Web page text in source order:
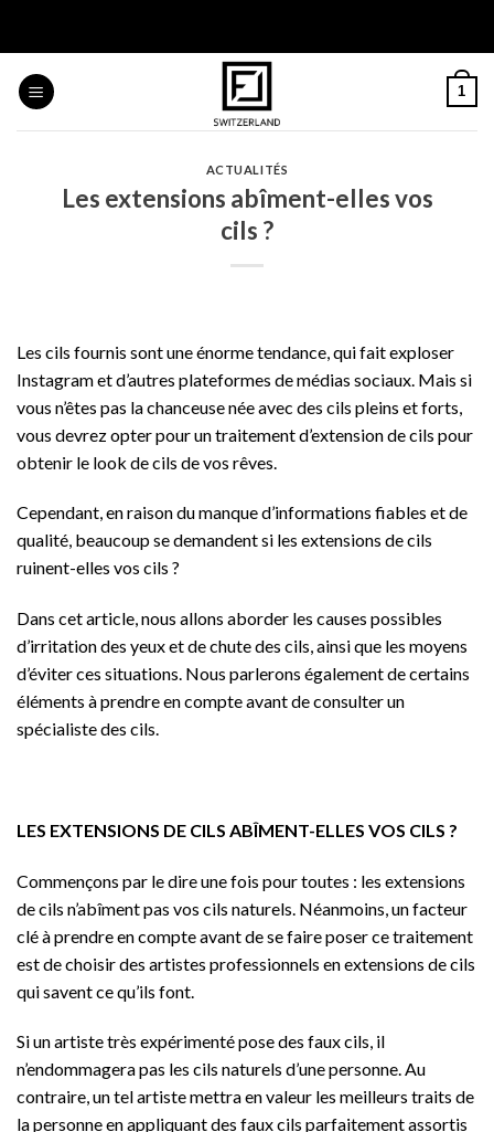
1
ACTUALITÉS
Les extensions abîment-elles vos
cils ?
Les cils fournis sont une énorme tendance, qui fait exploser
Instagram et d’autres plateformes de médias sociaux. Mais si
vous n’êtes pas la chanceuse née avec des cils pleins et forts,
vous devrez opter pour un traitement d’extension de cils pour
obtenir le look de cils de vos rêves.
Cependant, en raison du manque d’informations fiables et de
qualité, beaucoup se demandent si les extensions de cils
ruinent-elles vos cils ?
Dans cet article, nous allons aborder les causes possibles
d’irritation des yeux et de chute des cils, ainsi que les moyens
d’éviter ces situations. Nous parlerons également de certains
éléments à prendre en compte avant de consulter un
spécialiste des cils.
LES EXTENSIONS DE CILS ABÎMENT-ELLES VOS CILS ?
Commençons par le dire une fois pour toutes : les extensions
de cils n’abîment pas vos cils naturels. Néanmoins, un facteur
clé à prendre en compte avant de se faire poser ce traitement
est de choisir des artistes professionnels en extensions de cils
qui savent ce qu’ils font.
Si un artiste très expérimenté pose des faux cils, il
n’endommagera pas les cils naturels d’une personne. Au
contraire, un tel artiste mettra en valeur les meilleurs traits de
la personne en appliquant des faux cils parfaitement assortis